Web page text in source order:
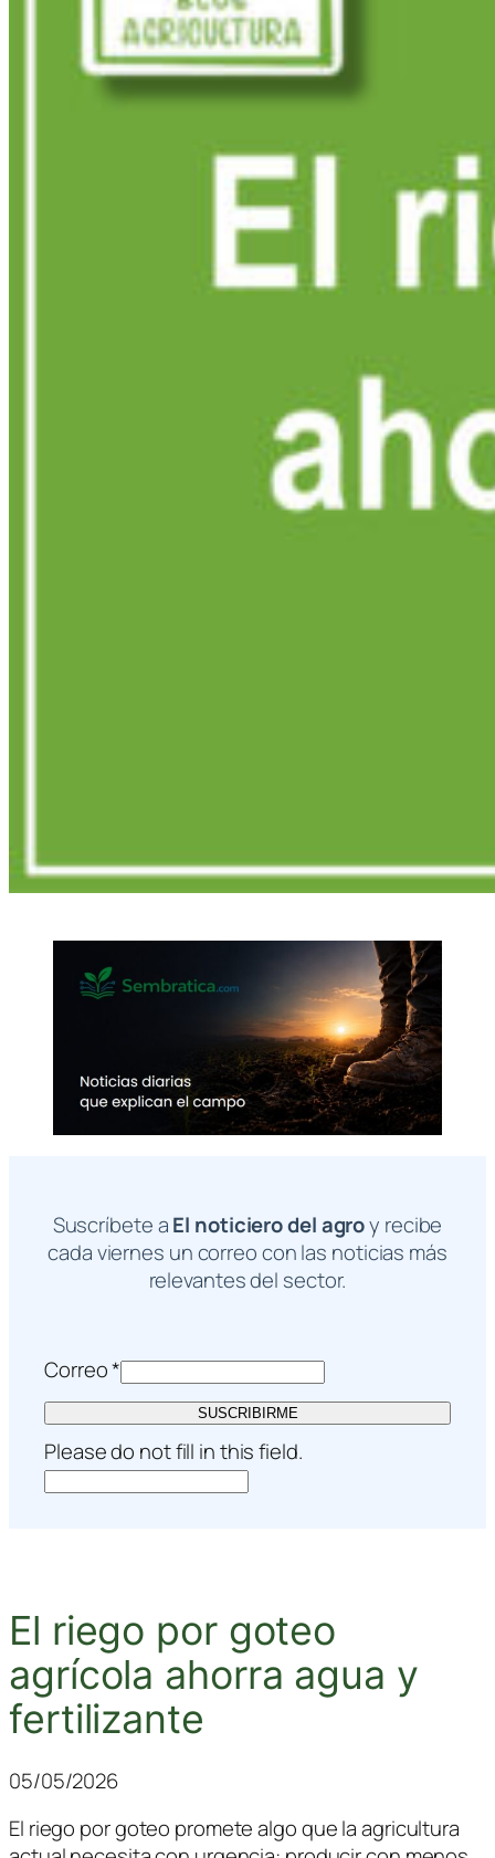
Suscríbete aEl noticiero del agroy recibe
cada viernes un correo con las noticias más
relevantes del sector.
Correo*
SUSCRIBIRME
Please do not fill in this field.
El riego por goteo
agrícola ahorra agua y
fertilizante
05/05/2026
El riego por goteo promete algo que la agricultura